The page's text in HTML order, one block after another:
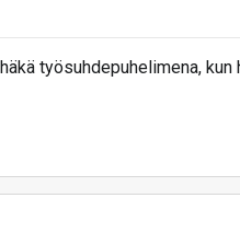
työsuhdepuhelimena, kun